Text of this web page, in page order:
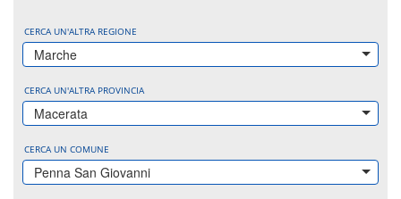
CERCA UN'ALTRA REGIONE
Marche
CERCA UN'ALTRA PROVINCIA
Macerata
CERCA UN COMUNE
Penna San Giovanni